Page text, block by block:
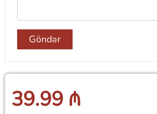
Göndər
39.99 ₼